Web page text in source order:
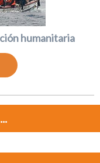
humanitaria